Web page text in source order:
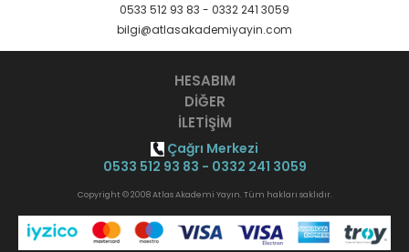
0533 512 93 83 - 0332 241 3059
bilgi@atlasakademiyayin.com
HESABIM
DİĞER
İLETİŞİM
Çağrı Merkezi
0533 512 93 83 - 0332 241 3059
Copyright © 2008 Atlas Akademi Yayın. Tüm hakları saklıdır.